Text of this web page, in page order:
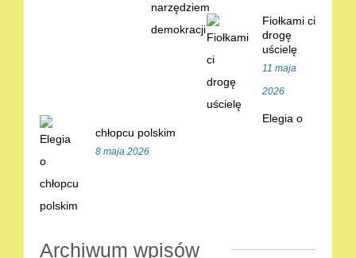
Fiołkami ci
drogę
uścielę
11 maja
2026
Elegia o
chłopcu polskim
8 maja 2026
Archiwum wpisów